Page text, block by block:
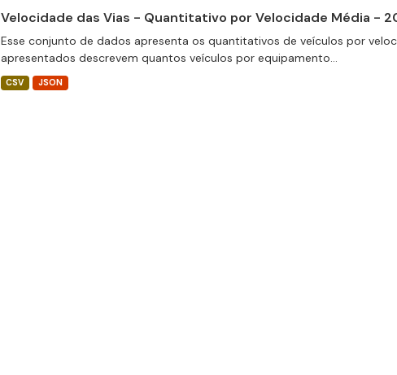
Velocidade das Vias - Quantitativo por Velocidade Média -
Esse conjunto de dados apresenta os quantitativos de veículos por
apresentados descrevem quantos veículos por equipamento...
CSV JSON